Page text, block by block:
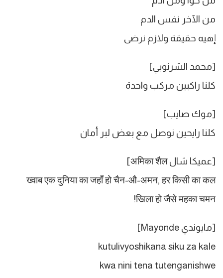
من الآخر نفس الدم
إهيه حقيقة ولازم نرضى
[محمد الشرنوبي]
كلنا راكبين مركب واحدة
[موك صايب]
كلنا رايحين نوصل مع بعض لبر أمان
[عمیکا شال अमिका शैल]
ख्वाब एक दुनिया का जहाँ हो चैन-औ-अमन, हर किसी का कल
खिला हो जैसे महका चमन!
[مايوندي Mayonde]
kutulivyoshikana siku za kale
kwa nini tena tutenganishwe